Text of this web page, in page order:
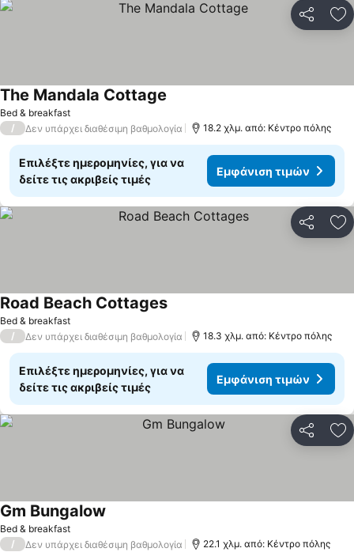
Bed & breakfast
The Mandala Cottage
/ Δεν υπάρχει διαθέσιμη βαθμολογία 18.2 χλμ. από: Κέντρο πόλης
Επιλέξτε ημερομηνίες, για να
δείτε τις ακριβείς τιμές
Εμφάνιση τιμών
Bed & breakfast
Road Beach Cottages
/ Δεν υπάρχει διαθέσιμη βαθμολογία 18.3 χλμ. από: Κέντρο πόλης
Επιλέξτε ημερομηνίες, για να
δείτε τις ακριβείς τιμές
Εμφάνιση τιμών
Bed & breakfast
Gm Bungalow
/ Δεν υπάρχει διαθέσιμη βαθμολογία 22.1 χλμ. από: Κέντρο πόλης